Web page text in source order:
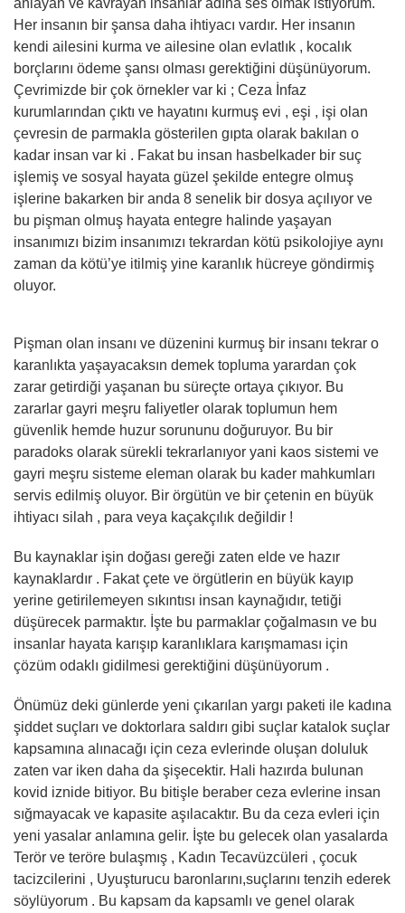
Her insanın bir şansa daha ihtiyacı vardır. Her insanın
kendi ailesini kurma ve ailesine olan evlatlık , kocalık
borçlarını ödeme şansı olması gerektiğini düşünüyorum.
Çevrimizde bir çok örnekler var ki ; Ceza İnfaz
kurumlarından çıktı ve hayatını kurmuş evi , eşi , işi olan
çevresin de parmakla gösterilen gıpta olarak bakılan o
kadar insan var ki . Fakat bu insan hasbelkader bir suç
işlemiş ve sosyal hayata güzel şekilde entegre olmuş
işlerine bakarken bir anda 8 senelik bir dosya açılıyor ve
bu pişman olmuş hayata entegre halinde yaşayan
insanımızı bizim insanımızı tekrardan kötü psikolojiye aynı
zaman da kötü’ye itilmiş yine karanlık hücreye göndirmiş
oluyor.
Pişman olan insanı ve düzenini kurmuş bir insanı tekrar o
karanlıkta yaşayacaksın demek topluma yarardan çok
zarar getirdiği yaşanan bu süreçte ortaya çıkıyor. Bu
zararlar gayri meşru faliyetler olarak toplumun hem
güvenlik hemde huzur sorununu doğuruyor. Bu bir
paradoks olarak sürekli tekrarlanıyor yani kaos sistemi ve
gayri meşru sisteme eleman olarak bu kader mahkumları
servis edilmiş oluyor. Bir örgütün ve bir çetenin en büyük
ihtiyacı silah , para veya kaçakçılık değildir !
Bu kaynaklar işin doğası gereği zaten elde ve hazır
kaynaklardır . Fakat çete ve örgütlerin en büyük kayıp
yerine getirilemeyen sıkıntısı insan kaynağıdır, tetiği
düşürecek parmaktır. İşte bu parmaklar çoğalmasın ve bu
insanlar hayata karışıp karanlıklara karışmaması için
çözüm odaklı gidilmesi gerektiğini düşünüyorum .
Önümüz deki günlerde yeni çıkarılan yargı paketi ile kadına
şiddet suçları ve doktorlara saldırı gibi suçlar katalok suçlar
kapsamına alınacağı için ceza evlerinde oluşan doluluk
zaten var iken daha da şişecektir. Hali hazırda bulunan
kovid iznide bitiyor. Bu bitişle beraber ceza evlerine insan
sığmayacak ve kapasite aşılacaktır. Bu da ceza evleri için
yeni yasalar anlamına gelir. İşte bu gelecek olan yasalarda
Terör ve teröre bulaşmış , Kadın Tecavüzcüleri , çocuk
tacizcilerini , Uyuşturucu baronlarını,suçlarını tenzih ederek
söylüyorum . Bu kapsam da kapsamlı ve genel olarak